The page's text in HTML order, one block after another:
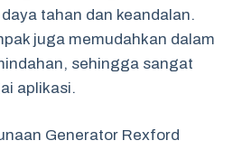
tahan dan keandalan.
juga memudahkan dalam
sehingga sangat
aplikasi.
Generator Rexford